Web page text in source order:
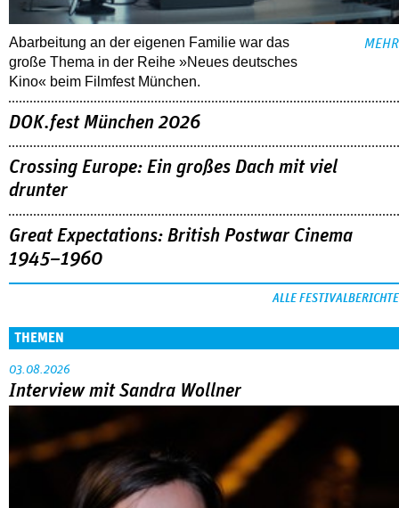
Abarbeitung an der eigenen Familie war das
große Thema in der Reihe »Neues deutsches
Kino« beim Filmfest München.
MEHR
DOK.fest München 2026
Crossing Europe: Ein großes Dach mit viel
drunter
Great Expectations: British Postwar Cinema
1945–1960
ALLE FESTIVALBERICHTE
THEMEN
03.08.2026
Interview mit Sandra Wollner